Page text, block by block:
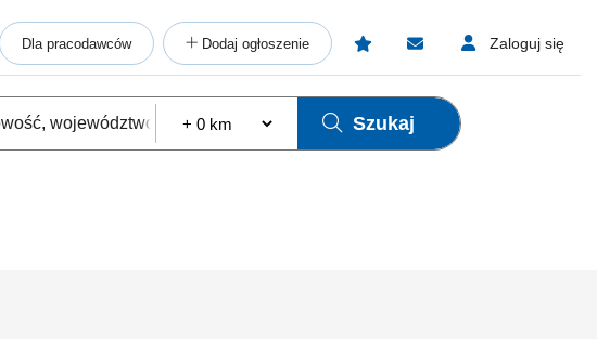
Dla pracodawców Dodaj ogłoszenie Zaloguj się
Szukaj